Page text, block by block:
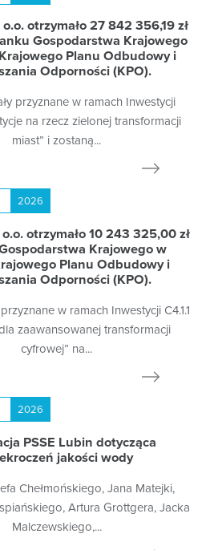
otrzymało 27 842 356,19 zł
Gospodarstwa Krajowego
Planu Odbudowy i
Odporności (KPO).
przyznane w ramach Inwestycji
na rzecz zielonej transformacji
miast” i zostaną...
2026
otrzymało 10 243 325,00 zł
Krajowego w
Planu Odbudowy i
Odporności (KPO).
w ramach Inwestycji C4.1.1
zaawansowanej transformacji
cyfrowej” na...
2026
PSSE Lubin dotycząca
jakości wody
Chełmońskiego, Jana Matejki,
Artura Grottgera, Jacka
Malczewskiego,...